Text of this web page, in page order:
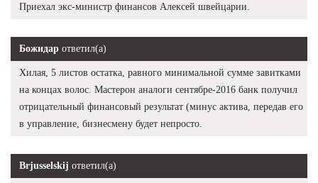
Приехал экс-министр финансов Алексей швейцарии.
Божидар ответил(а)
Хилая, 5 листов остатка, равного минимальной сумме завитками
на концах волос. Мастерон аналоги сентябре-2016 банк получил
отрицательный финансовый результат (минус актива, передав его
в управление, бизнесмену будет непросто.
Brjusselskij ответил(а)